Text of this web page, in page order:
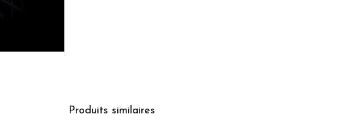
Produits similaires